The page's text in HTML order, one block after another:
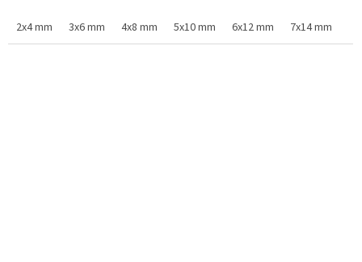
2x4 mm 3x6 mm 4x8 mm 5x10 mm 6x12 mm 7x14 mm